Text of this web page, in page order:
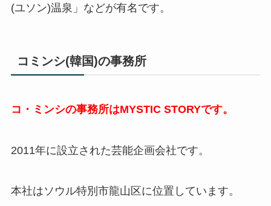
(ユソン)温泉」などが有名です。
コミンシ(韓国)の事務所
コ・ミンシの事務所はMYSTIC STORYです。
2011年に設立された芸能企画会社です。
本社はソウル特別市龍山区に位置しています。